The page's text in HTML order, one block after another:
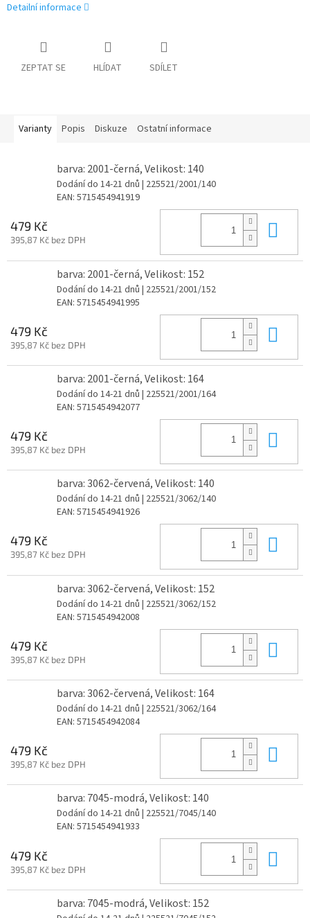
Detailní informace
ZEPTAT SE HLÍDAT SDÍLET
Varianty Popis Diskuze Ostatní informace
barva: 2001-černá, Velikost: 140
Dodání do 14-21 dnů | 225521/2001/140
EAN: 5715454941919
479 Kč
395,87 Kč bez DPH
barva: 2001-černá, Velikost: 152
Dodání do 14-21 dnů | 225521/2001/152
EAN: 5715454941995
479 Kč
395,87 Kč bez DPH
barva: 2001-černá, Velikost: 164
Dodání do 14-21 dnů | 225521/2001/164
EAN: 5715454942077
479 Kč
395,87 Kč bez DPH
barva: 3062-červená, Velikost: 140
Dodání do 14-21 dnů | 225521/3062/140
EAN: 5715454941926
479 Kč
395,87 Kč bez DPH
barva: 3062-červená, Velikost: 152
Dodání do 14-21 dnů | 225521/3062/152
EAN: 5715454942008
479 Kč
395,87 Kč bez DPH
barva: 3062-červená, Velikost: 164
Dodání do 14-21 dnů | 225521/3062/164
EAN: 5715454942084
479 Kč
395,87 Kč bez DPH
barva: 7045-modrá, Velikost: 140
Dodání do 14-21 dnů | 225521/7045/140
EAN: 5715454941933
479 Kč
395,87 Kč bez DPH
barva: 7045-modrá, Velikost: 152